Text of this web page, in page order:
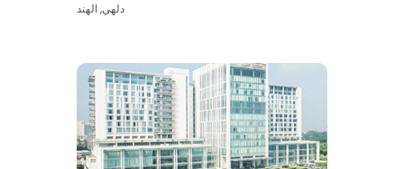
دلهي,الهند